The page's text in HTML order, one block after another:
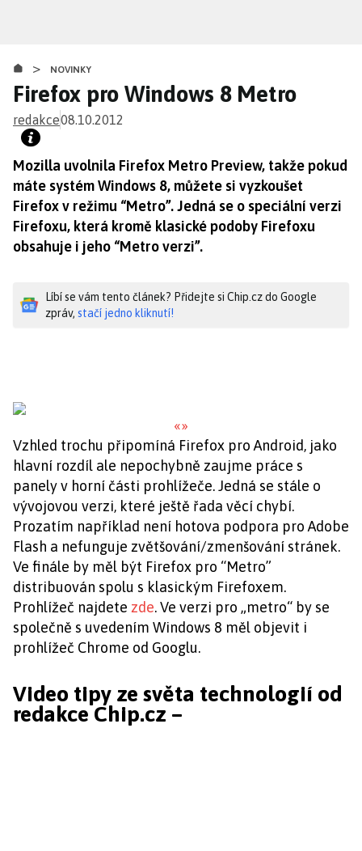
obsahu
> NOVINKY
Firefox pro Windows 8 Metro
redakce08.10.2012
Mozilla uvolnila Firefox Metro Preview, takže pokud
máte systém Windows 8, můžete si vyzkoušet
Firefox v režimu “Metro”. Jedná se o speciální verzi
Firefoxu, která kromě klasické podoby Firefoxu
obsahuje i jeho “Metro verzi”.
Líbí se vám tento článek? Přidejte si Chip.cz do Google
zpráv, stačí jedno kliknutí!
«»
Vzhled trochu připomíná Firefox pro Android, jako
hlavní rozdíl ale nepochybně zaujme práce s
panely v horní části prohlížeče. Jedná se stále o
vývojovou verzi, které ještě řada věcí chybí.
Prozatím například není hotova podpora pro Adobe
Flash a nefunguje zvětšování/zmenšování stránek.
Ve finále by měl být Firefox pro “Metro”
distribuován spolu s klasickým Firefoxem.
Prohlížeč najdete zde. Ve verzi pro „metro“ by se
společně s uvedením Windows 8 měl objevit i
prohlížeč Chrome od Googlu.
Video tipy ze světa technologií od
redakce Chip.cz –